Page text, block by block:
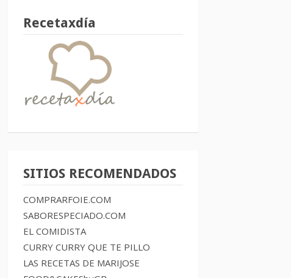
Recetaxdía
SITIOS RECOMENDADOS
COMPRARFOIE.COM
SABORESPECIADO.COM
EL COMIDISTA
CURRY CURRY QUE TE PILLO
LAS RECETAS DE MARIJOSE